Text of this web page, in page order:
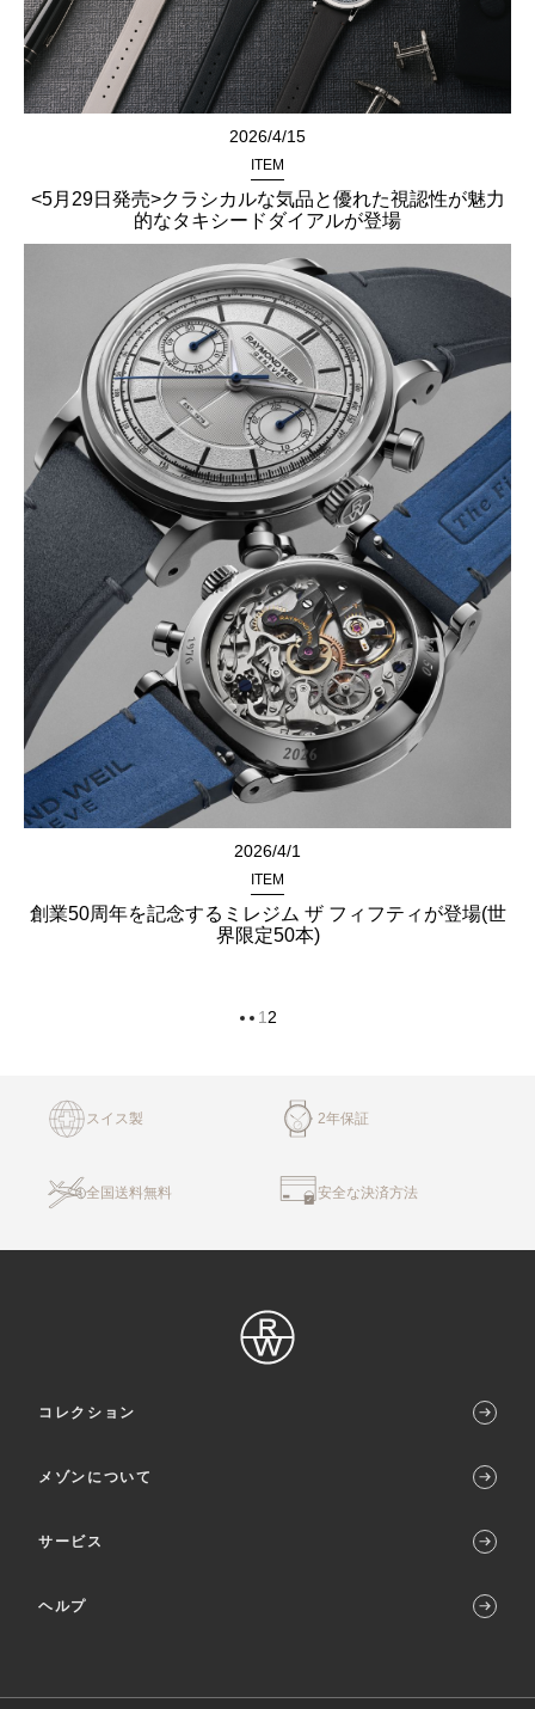
2026/4/15
ITEM
<5月29日発売>クラシカルな気品と優れた視認性が魅力
的なタキシードダイアルが登場
2026/4/1
ITEM
創業50周年を記念するミレジム ザ フィフティが登場(世
界限定50本)
12
スイス製 2年保証
全国送料無料 安全な決済方法
コレクション
メゾンについて
サービス
ヘルプ